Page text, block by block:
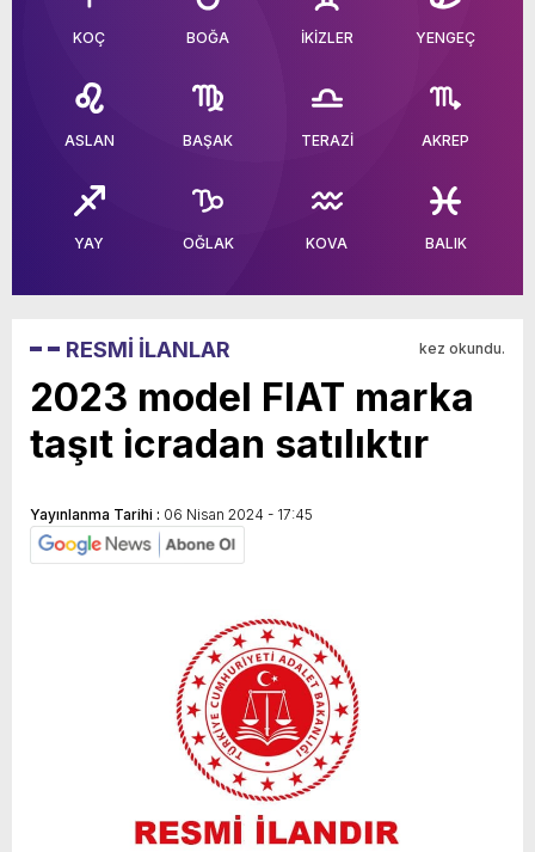
KOÇ BOĞA İKİZLER YENGEÇ
ASLAN BAŞAK TERAZİ AKREP
YAY OĞLAK KOVA BALIK
RESMİ İLANLAR kez okundu.
2023 model FIAT marka
taşıt icradan satılıktır
Yayınlanma Tarihi : 06 Nisan 2024 - 17:45